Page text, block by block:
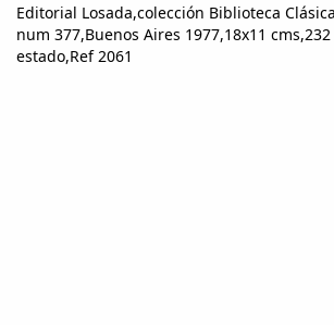
Editorial Losada,colección Biblioteca
num 377,Buenos Aires 1977,18x11
estado,Ref 2061